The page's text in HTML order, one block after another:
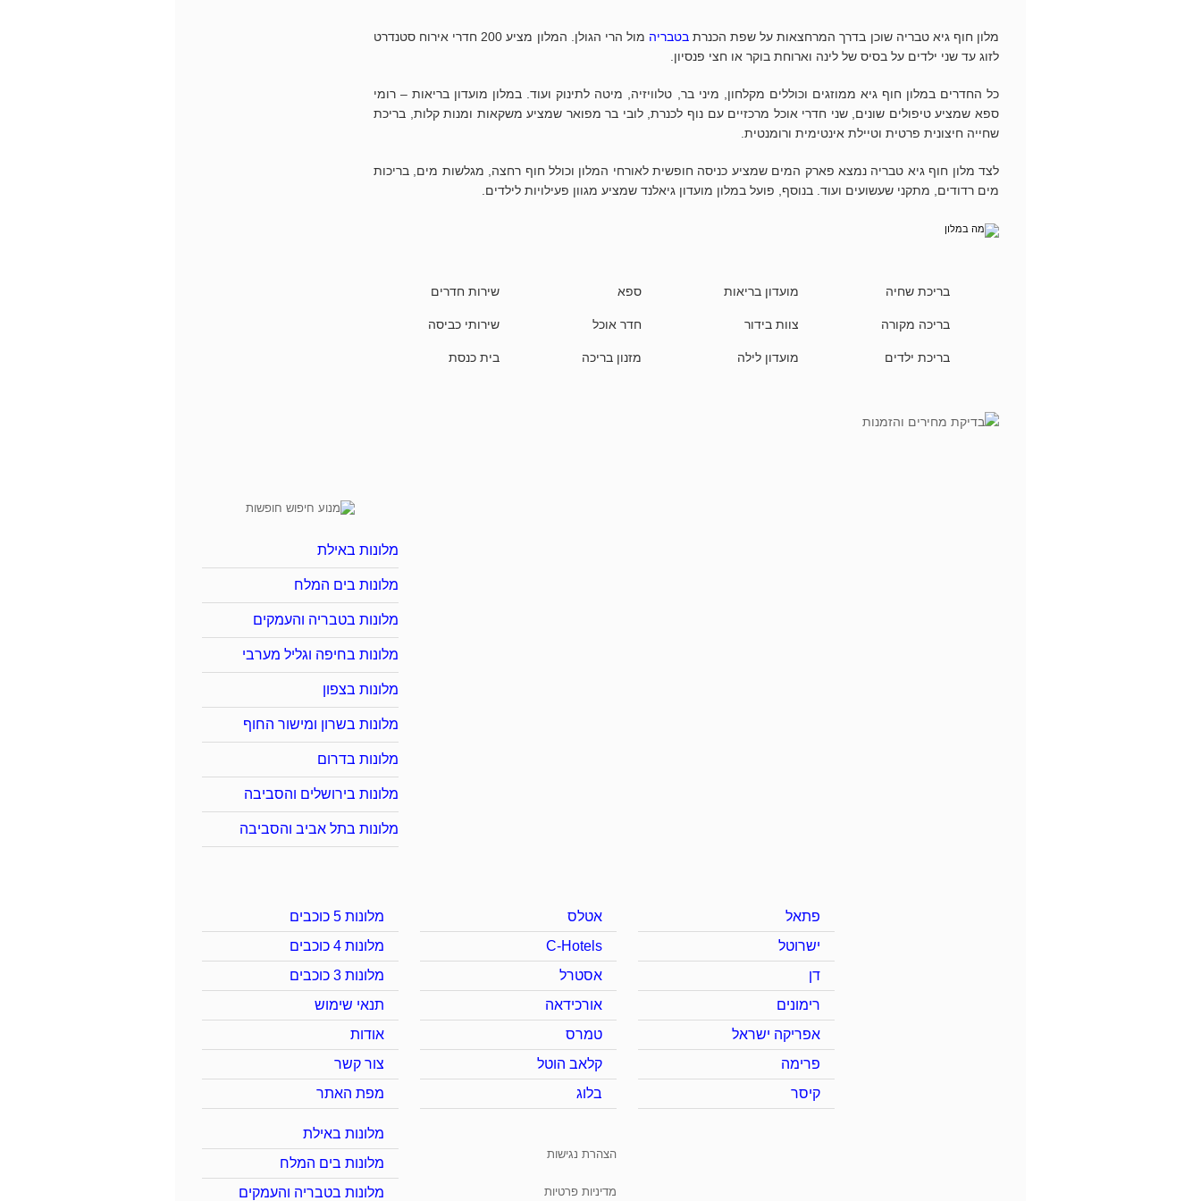
מלון חוף גיא טבריה שוכן בדרך המרחצאות על שפת הכנרתבטבריה
מול הרי הגולן. המלון מציע 200 חדרי אירוח סטנדרט
לזוג עד שני ילדים על בסיס של לינה וארוחת בוקר או חצי פנסיון.
כל החדרים במלון חוף גיא ממוזגים וכוללים מקלחון, מיני בר, טלוויזיה, מיטה לתינוק ועוד. במלון מועדון בריאות – רומי
ספא שמציע טיפולים שונים, שני חדרי אוכל מרכזיים עם נוף לכנרת, לובי בר מפואר שמציע משקאות ומנות קלות, בריכת
שחייה חיצונית פרטית וטיילת אינטימית ורומנטית.
לצד מלון חוף גיא טבריה נמצא פארק המים שמציע כניסה חופשית לאורחי המלון וכולל חוף רחצה, מגלשות מים, בריכות
מים רדודים, מתקני שעשועים ועוד. בנוסף, פועל במלון מועדון גיאלנד שמציע מגוון פעילויות לילדים.
בריכת שחיה
בריכה מקורה
בריכת ילדים
מועדון בריאות
צוות בידור
מועדון לילה
ספא
חדר אוכל
מזנון בריכה
שירות חדרים
שירותי כביסה
בית כנסת
מלונות באילת
מלונות בים המלח
מלונות בטבריה והעמקים
מלונות בחיפה וגליל מערבי
מלונות בצפון
מלונות בשרון ומישור החוף
מלונות בדרום
מלונות בירושלים והסביבה
מלונות בתל אביב והסביבה
מלונות 5 כוכבים
מלונות 4 כוכבים
מלונות 3 כוכבים
תנאי שימוש
אודות
צור קשר
מפת האתר
אטלס
C-Hotels
אסטרל
אורכידאה
טמרס
קלאב הוטל
בלוג
פתאל
ישרוטל
דן
רימונים
אפריקה ישראל
פרימה
קיסר
מלונות באילת
מלונות בים המלח
מלונות בטבריה והעמקים
הצהרת נגישות
מדיניות פרטיות